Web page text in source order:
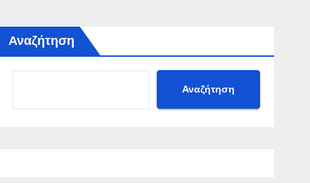
Αναζήτηση
Αναζήτηση